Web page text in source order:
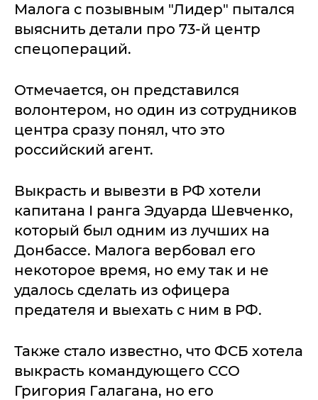
Малога с позывным "Лидер" пытался
выяснить детали про 73-й центр
спецопераций.
Отмечается, он представился
волонтером, но один из сотрудников
центра сразу понял, что это
российский агент.
Выкрасть и вывезти в РФ хотели
капитана I ранга Эдуарда Шевченко,
который был одним из лучших на
Донбассе. Малога вербовал его
некоторое время, но ему так и не
удалось сделать из офицера
предателя и выехать с ним в РФ.
Также стало известно, что ФСБ хотела
выкрасть командующего ССО
Григория Галагана, но его